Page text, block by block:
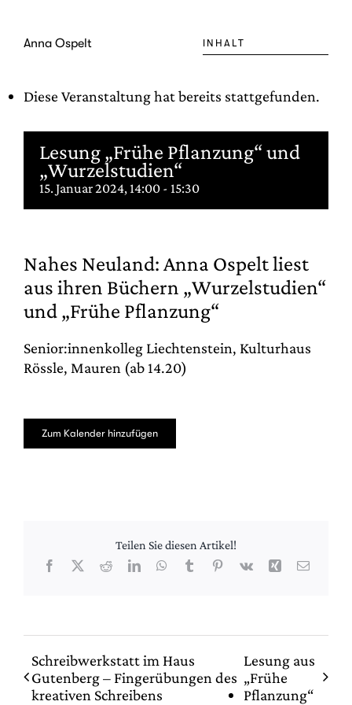
springen
Anna Ospelt INHALT
Diese Veranstaltung hat bereits stattgefunden.
Lesung „Frühe Pflanzung“ und
„Wurzelstudien“
15. Januar 2024, 14:00 - 15:30
Nahes Neu­land: Anna Ospelt liest
aus ihren Büchern „Wur­zel­stu­dien“
und „Frühe Pflanzung“
Senior:innenkolleg Liechtenstein, Kulturhaus
Rössle, Mauren (ab 14.20)
Zum Kalender hinzufügen
Teilen Sie diesen Artikel!
Facebook
X RedditLinkedInWhatsApp
TumblrPinterest
Vk Xing E-
Schreibwerkstatt im Haus
Gutenberg – Fingerübungen des
kreativen Schreibens
Lesung aus
„Frühe
Pflanzung“